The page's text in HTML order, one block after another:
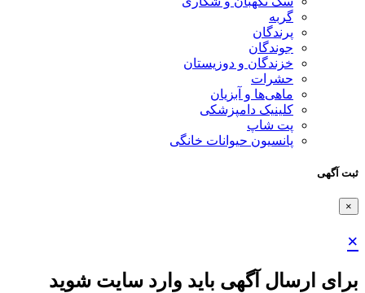
گربه
پرندگان
جوندگان
خزندگان و دوزیستان
حشرات
ماهی‌ها و آبزیان
کلینیک دامپزشکی
پت شاپ
پانسیون حیوانات خانگی
ثبت آگهی
×
×
برای ارسال آگهی باید وارد سایت شوید